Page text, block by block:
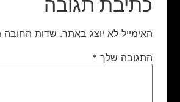
האימייל לא יוצג באתר. שדות החובה
התגובה שלך *